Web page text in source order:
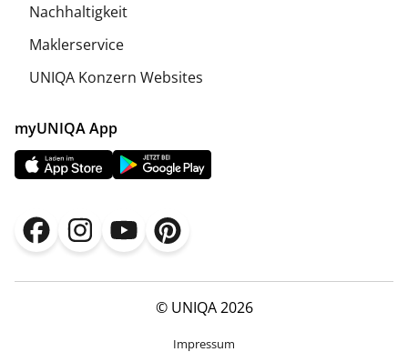
Nachhaltigkeit
Maklerservice
UNIQA Konzern Websites
myUNIQA App
© UNIQA 2026
Impressum